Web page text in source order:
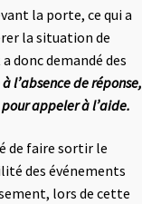
la porte, ce qui a
la situation de
donc demandé des
l’absence de réponse,
appeler à l’aide.
de faire sortir le
des événements
lors de cette